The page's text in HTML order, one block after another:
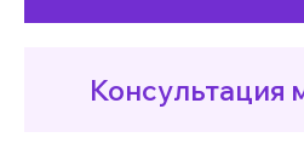
Консультация